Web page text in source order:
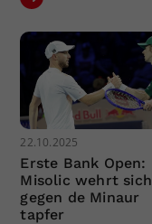
22.10.2025
Erste Bank Open:
Misolic wehrt sich
gegen de Minaur
tapfer